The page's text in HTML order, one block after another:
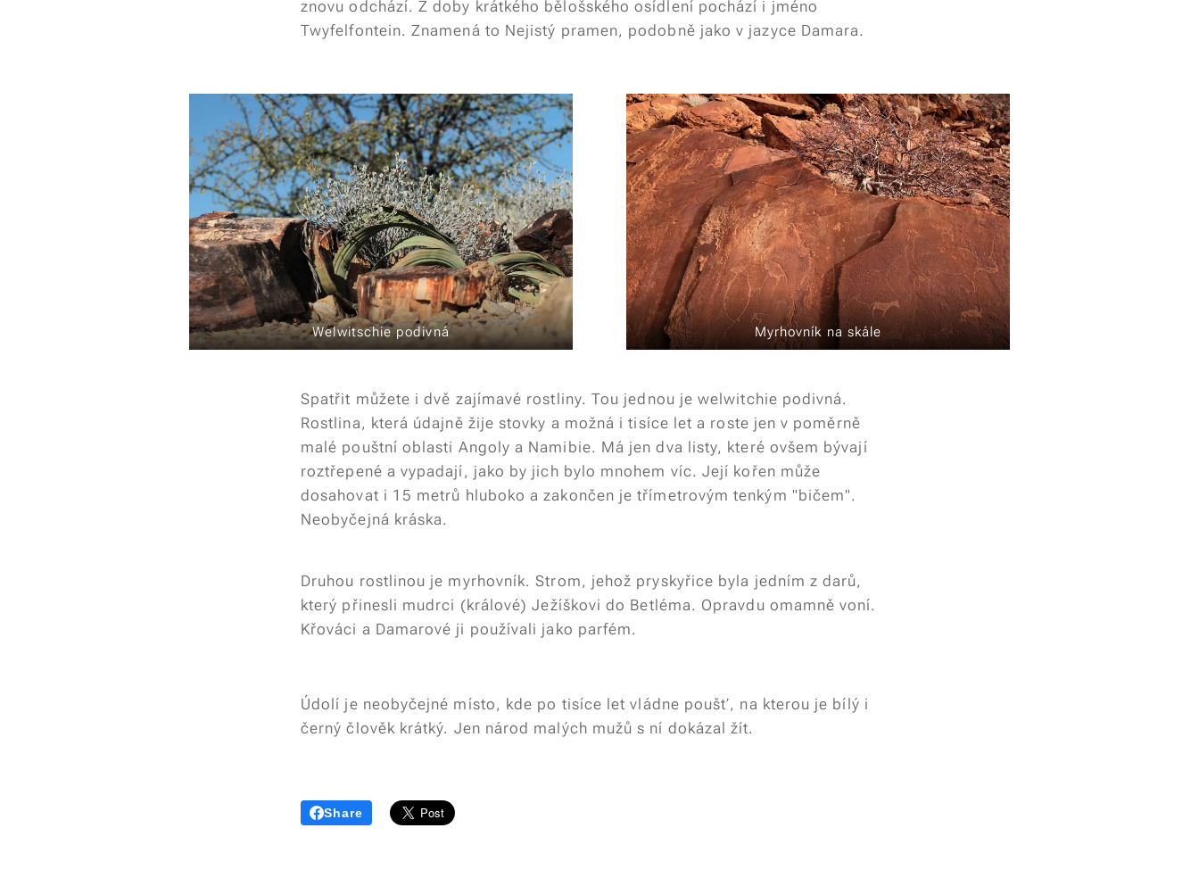
znovu odchází. Z doby krátkého bělošského osídlení pochází i jméno
Twyfelfontein. Znamená to Nejistý pramen, podobně jako v jazyce Damara.
Welwitschie podivná Myrhovník na skále
Spatřit můžete i dvě zajímavé rostliny. Tou jednou je welwitchie podivná.
Rostlina, která údajně žije stovky a možná i tisíce let a roste jen v poměrně
malé pouštní oblasti Angoly a Namibie. Má jen dva listy, které ovšem bývají
roztřepené a vypadají, jako by jich bylo mnohem víc. Její kořen může
dosahovat i 15 metrů hluboko a zakončen je třímetrovým tenkým "bičem".
Neobyčejná kráska.
Druhou rostlinou je myrhovník. Strom, jehož pryskyřice byla jedním z darů,
který přinesli mudrci (králové) Ježíškovi do Betléma. Opravdu omamně voní.
Křováci a Damarové ji používali jako parfém.
Údolí je neobyčejné místo, kde po tisíce let vládne poušť, na kterou je bílý i
černý člověk krátký. Jen národ malých mužů s ní dokázal žít.
Share